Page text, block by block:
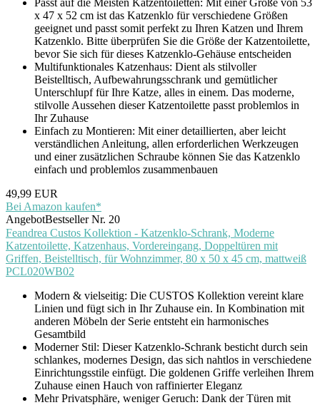
Passt auf die Meisten Katzentoiletten: Mit einer Größe von 53
x 47 x 52 cm ist das Katzenklo für verschiedene Größen
geeignet und passt somit perfekt zu Ihren Katzen und Ihrem
Katzenklo. Bitte überprüfen Sie die Größe der Katzentoilette,
bevor Sie sich für dieses Katzenklo-Gehäuse entscheiden
Multifunktionales Katzenhaus: Dient als stilvoller
Beistelltisch, Aufbewahrungsschrank und gemütlicher
Unterschlupf für Ihre Katze, alles in einem. Das moderne,
stilvolle Aussehen dieser Katzentoilette passt problemlos in
Ihr Zuhause
Einfach zu Montieren: Mit einer detaillierten, aber leicht
verständlichen Anleitung, allen erforderlichen Werkzeugen
und einer zusätzlichen Schraube können Sie das Katzenklo
einfach und problemlos zusammenbauen
49,99 EUR
Bei Amazon kaufen*
AngebotBestseller Nr. 20
Feandrea Custos Kollektion - Katzenklo-Schrank, Moderne
Katzentoilette, Katzenhaus, Vordereingang, Doppeltüren mit
Griffen, Beistelltisch, für Wohnzimmer, 80 x 50 x 45 cm, mattweiß
PCL020WB02
Modern & vielseitig: Die CUSTOS Kollektion vereint klare
Linien und fügt sich in Ihr Zuhause ein. In Kombination mit
anderen Möbeln der Serie entsteht ein harmonisches
Gesamtbild
Moderner Stil: Dieser Katzenklo-Schrank besticht durch sein
schlankes, modernes Design, das sich nahtlos in verschiedene
Einrichtungsstile einfügt. Die goldenen Griffe verleihen Ihrem
Zuhause einen Hauch von raffinierter Eleganz
Mehr Privatsphäre, weniger Geruch: Dank der Türen mit